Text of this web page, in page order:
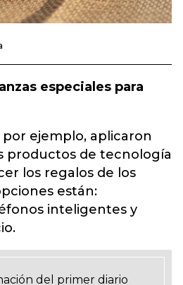
especiales para
ejemplo, aplicaron
productos de tecnología
los regalos de los
están:
inteligentes y
del primer diario